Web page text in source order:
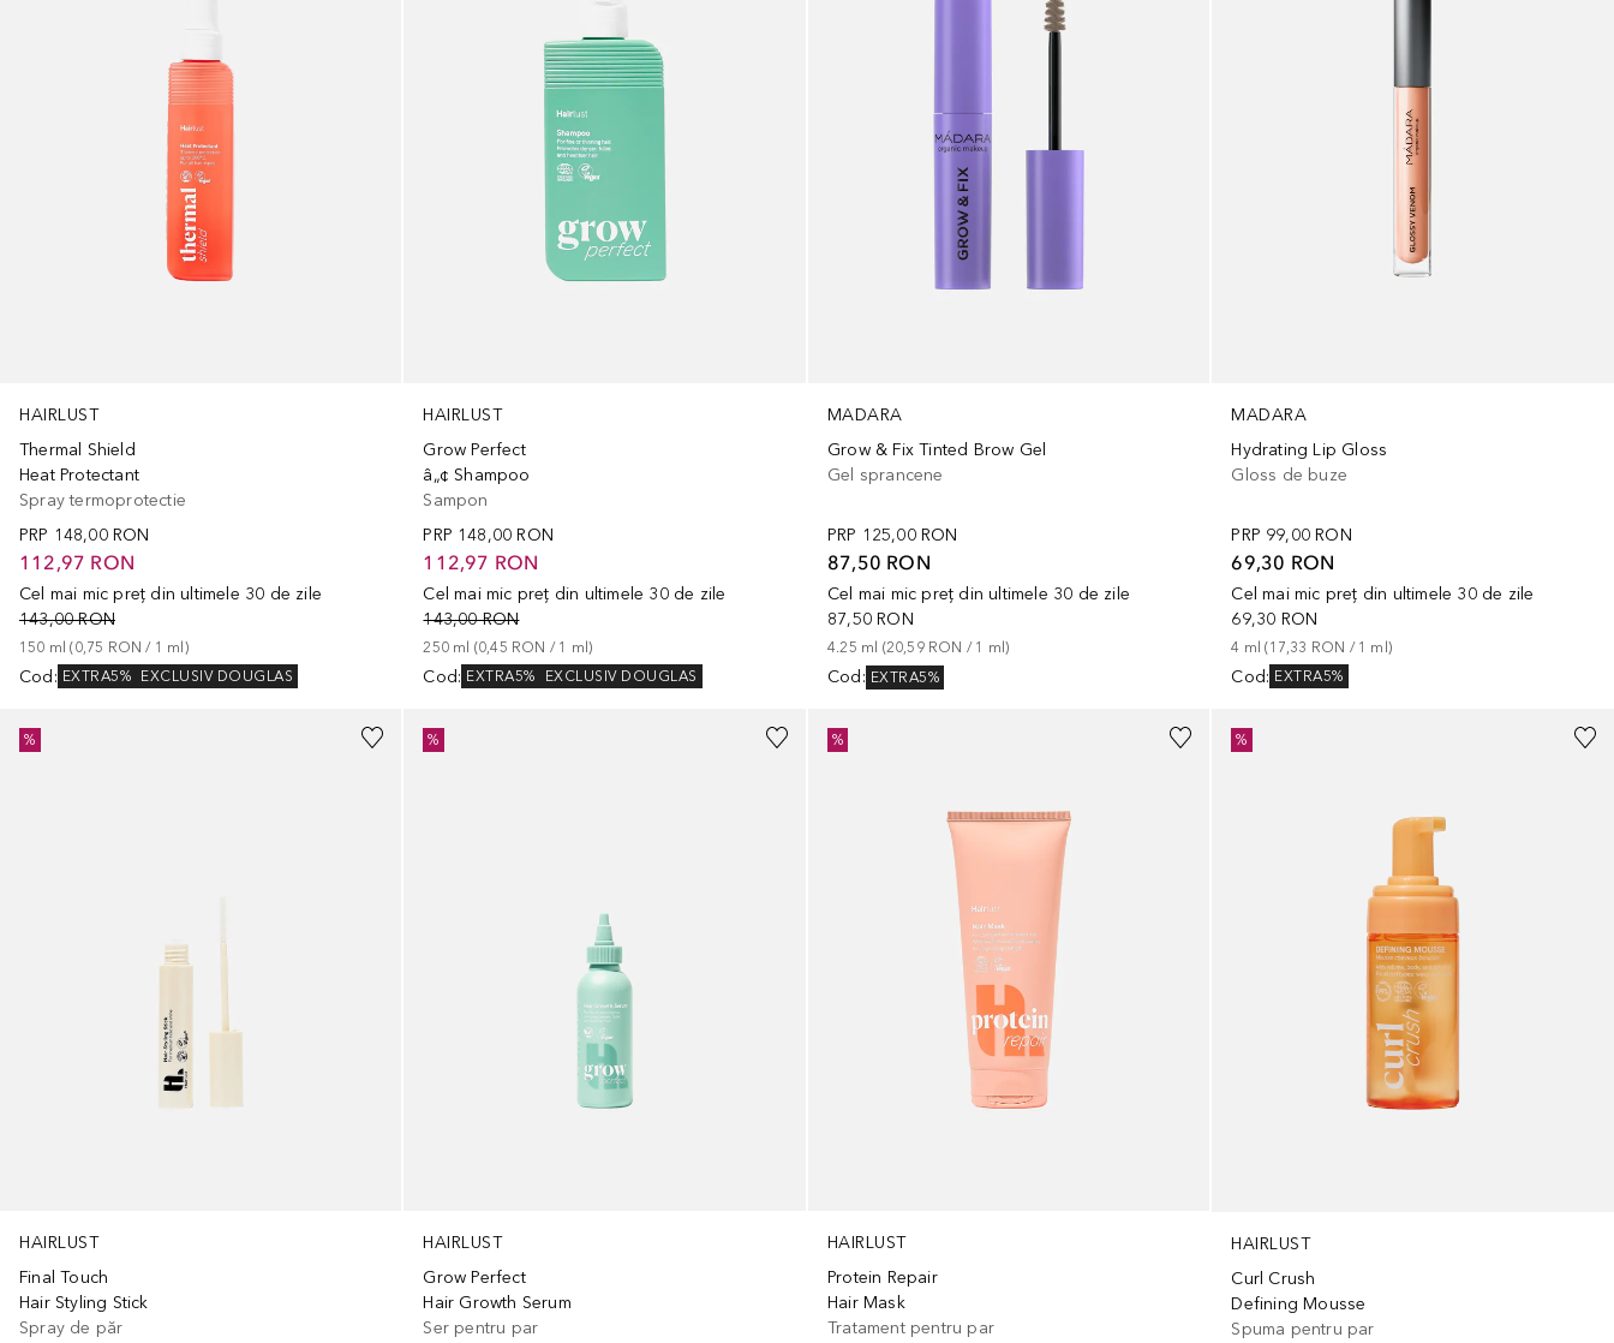
HAIRLUST
Thermal Shield
Heat Protectant
Spray termoprotectie
PRP 148,00 RON
112,97 RON
Cel mai mic preț din ultimele 30 de zile
143,00 RON
150 ml (0,75 RON / 1 ml)
Cod : EXTRA5% EXCLUSIV DOUGLAS
HAIRLUST
Grow Perfect
â„¢ Shampoo
Sampon
PRP 148,00 RON
112,97 RON
Cel mai mic preț din ultimele 30 de zile
143,00 RON
250 ml (0,45 RON / 1 ml)
Cod: EXTRA5% EXCLUSIV DOUGLAS
MADARA
Grow & Fix Tinted Brow Gel
Gel sprancene
PRP 125,00 RON
87,50 RON
Cel mai mic preț din ultimele 30 de zile
87,50 RON
4.25 ml (20,59 RON / 1 ml )
Cod : EXTRA5%
MADARA
Hydrating Lip Gloss
Gloss de buze
PRP 99,00 RON
69,30 RON
Cel mai mic preț din ultimele 30 de zile
69,30 RON
4 ml (17,33 RON / 1 ml)
Cod: EXTRA5%
HAIRLUST
Final Touch
Hair Styling Stick
Spray de păr
%
HAIRLUST
Grow Perfect
Hair Growth Serum
Ser pentru par
%
HAIRLUST
Protein Repair
Hair Mask
Tratament pentru par
%
HAIRLUST
Curl Crush
Defining Mousse
Spuma pentru par
%